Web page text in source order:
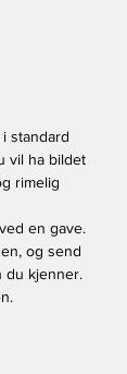
standard
vil ha bildet
rimelig
en gave.
og send
du kjenner.